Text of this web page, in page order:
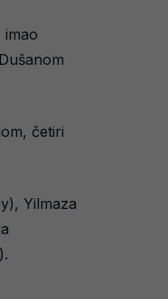
imao
četiri
Yilmaza